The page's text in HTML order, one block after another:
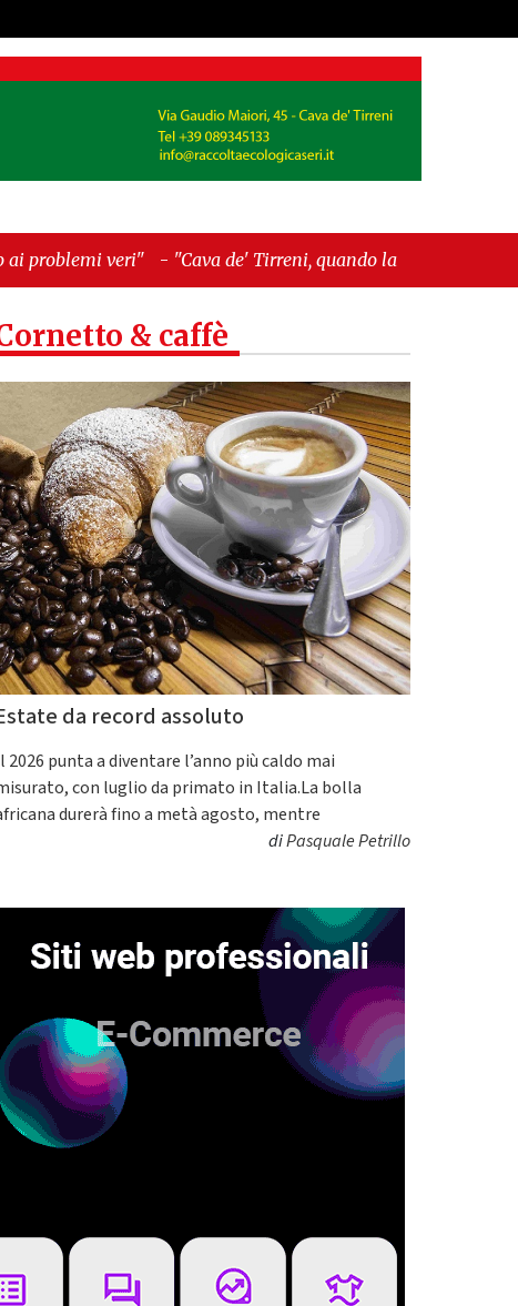
-"Cava de' Tirreni, quando la burocrazia dimentica
& caffè
da record assoluto
2026 punta a diventare l’anno più caldo mai
con luglio da primato in Italia.La bolla
durerà fino a metà agosto, mentre
diPasquale Petrillo